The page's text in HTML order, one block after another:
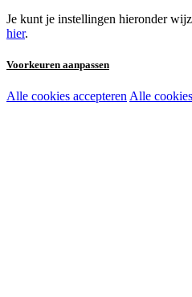
Je kunt je instellingen hieronder
hier.
Voorkeuren aanpassen
Noodzakelijke cookies:
Alle cookies accepteren Alle